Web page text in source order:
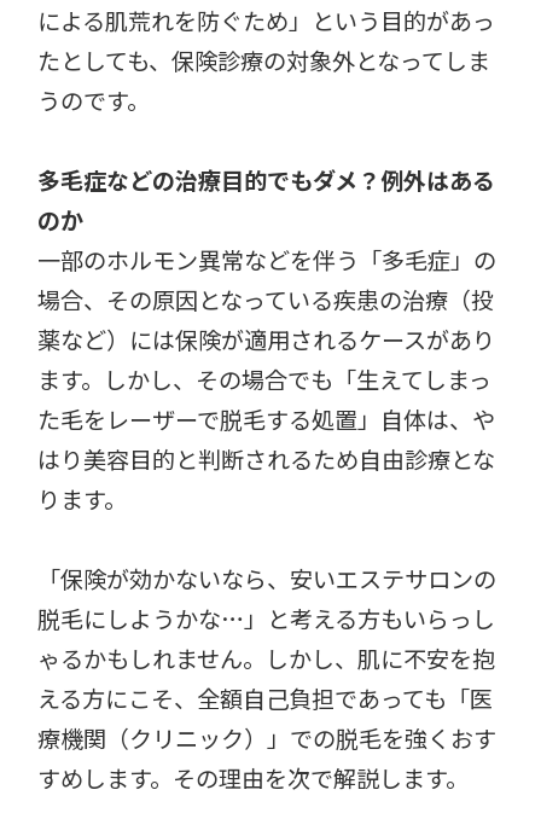
による肌荒れを防ぐため」という目的があっ
たとしても、保険診療の対象外となってしま
うのです。
多毛症などの治療目的でもダメ？例外はある
のか
一部のホルモン異常などを伴う「多毛症」の
場合、その原因となっている疾患の治療（投
薬など）には保険が適用されるケースがあり
ます。しかし、その場合でも「生えてしまっ
た毛をレーザーで脱毛する処置」自体は、や
はり美容目的と判断されるため自由診療とな
ります。
「保険が効かないなら、安いエステサロンの
脱毛にしようかな…」と考える方もいらっし
ゃるかもしれません。しかし、肌に不安を抱
える方にこそ、全額自己負担であっても「医
療機関（クリニック）」での脱毛を強くおす
すめします。その理由を次で解説します。